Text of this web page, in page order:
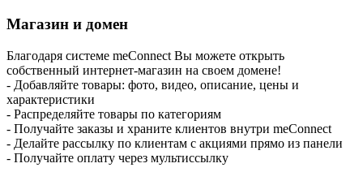
Магазин и домен
Благодаря системе meConnect Вы можете открыть
собственный интернет-магазин на своем домене!
- Добавляйте товары: фото, видео, описание, цены и
характеристики
- Распределяйте товары по категориям
- Получайте заказы и храните клиентов внутри meConnect
- Делайте рассылку по клиентам с акциями прямо из панели
- Получайте оплату через мультиссылку